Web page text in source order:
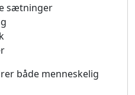
sætninger
både menneskelig